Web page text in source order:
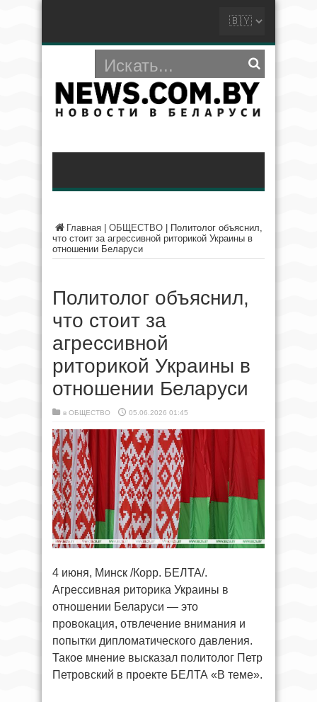
Главная ОБЩЕСТВО
Политолог объяснил,
что стоит за агрессивной риторикой Украины в
отношении Беларуси
Политолог объяснил,
что стоит за
агрессивной
риторикой Украины в
отношении Беларуси
в ОБЩЕСТВО 05.06.2026 01:45
4 июня, Минск /Корр. БЕЛТА/.
Агрессивная риторика Украины в
отношении Беларуси — это
провокация, отвлечение внимания и
попытки дипломатического давления.
Такое мнение высказал политолог Петр
Петровский в проекте БЕЛТА «В теме».